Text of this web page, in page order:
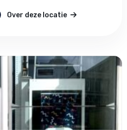
Over deze locatie